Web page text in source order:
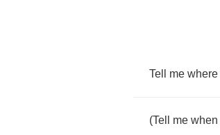
Tell me where
(Tell me when